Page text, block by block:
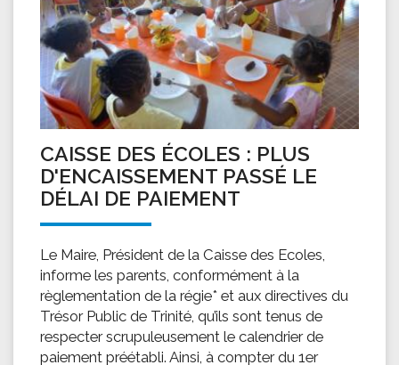
CAISSE DES ÉCOLES : PLUS
D'ENCAISSEMENT PASSÉ LE
DÉLAI DE PAIEMENT
Le Maire, Président de la Caisse des Ecoles,
informe les parents, conformément à la
règlementation de la régie* et aux directives du
Trésor Public de Trinité, qu’ils sont tenus de
respecter scrupuleusement le calendrier de
paiement préétabli. Ainsi, à compter du 1er